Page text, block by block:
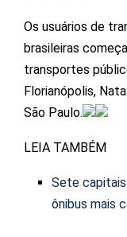
Os usuários de
brasileiras
transportes
Florianópolis,
São Paulo.
LEIA TAMBÉM
Sete
ônibus mais